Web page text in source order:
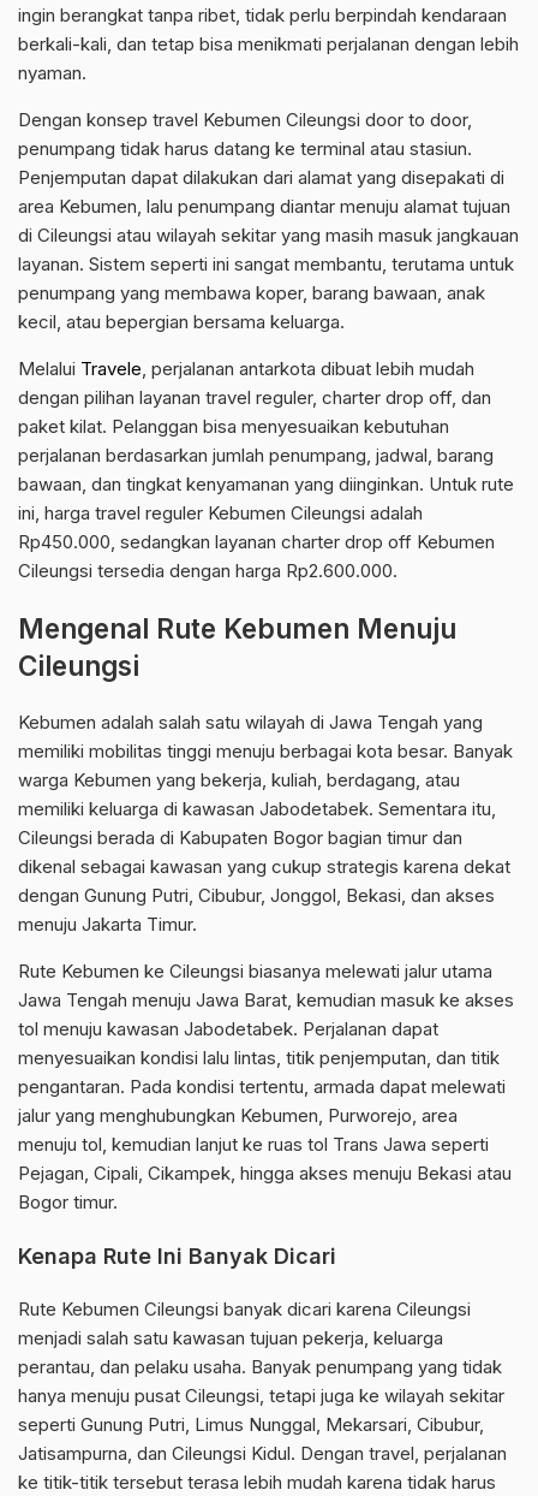
ingin berangkat tanpa ribet, tidak perlu berpindah kendaraan
berkali-kali, dan tetap bisa menikmati perjalanan dengan lebih
nyaman.
Dengan konsep travel Kebumen Cileungsi door to door,
penumpang tidak harus datang ke terminal atau stasiun.
Penjemputan dapat dilakukan dari alamat yang disepakati di
area Kebumen, lalu penumpang diantar menuju alamat tujuan
di Cileungsi atau wilayah sekitar yang masih masuk jangkauan
layanan. Sistem seperti ini sangat membantu, terutama untuk
penumpang yang membawa koper, barang bawaan, anak
kecil, atau bepergian bersama keluarga.
Melalui Travele, perjalanan antarkota dibuat lebih mudah
dengan pilihan layanan travel reguler, charter drop off, dan
paket kilat. Pelanggan bisa menyesuaikan kebutuhan
perjalanan berdasarkan jumlah penumpang, jadwal, barang
bawaan, dan tingkat kenyamanan yang diinginkan. Untuk rute
ini, harga travel reguler Kebumen Cileungsi adalah
Rp450.000, sedangkan layanan charter drop off Kebumen
Cileungsi tersedia dengan harga Rp2.600.000.
Mengenal Rute Kebumen Menuju
Cileungsi
Kebumen adalah salah satu wilayah di Jawa Tengah yang
memiliki mobilitas tinggi menuju berbagai kota besar. Banyak
warga Kebumen yang bekerja, kuliah, berdagang, atau
memiliki keluarga di kawasan Jabodetabek. Sementara itu,
Cileungsi berada di Kabupaten Bogor bagian timur dan
dikenal sebagai kawasan yang cukup strategis karena dekat
dengan Gunung Putri, Cibubur, Jonggol, Bekasi, dan akses
menuju Jakarta Timur.
Rute Kebumen ke Cileungsi biasanya melewati jalur utama
Jawa Tengah menuju Jawa Barat, kemudian masuk ke akses
tol menuju kawasan Jabodetabek. Perjalanan dapat
menyesuaikan kondisi lalu lintas, titik penjemputan, dan titik
pengantaran. Pada kondisi tertentu, armada dapat melewati
jalur yang menghubungkan Kebumen, Purworejo, area
menuju tol, kemudian lanjut ke ruas tol Trans Jawa seperti
Pejagan, Cipali, Cikampek, hingga akses menuju Bekasi atau
Bogor timur.
Kenapa Rute Ini Banyak Dicari
Rute Kebumen Cileungsi banyak dicari karena Cileungsi
menjadi salah satu kawasan tujuan pekerja, keluarga
perantau, dan pelaku usaha. Banyak penumpang yang tidak
hanya menuju pusat Cileungsi, tetapi juga ke wilayah sekitar
seperti Gunung Putri, Limus Nunggal, Mekarsari, Cibubur,
Jatisampurna, dan Cileungsi Kidul. Dengan travel, perjalanan
ke titik-titik tersebut terasa lebih mudah karena tidak harus